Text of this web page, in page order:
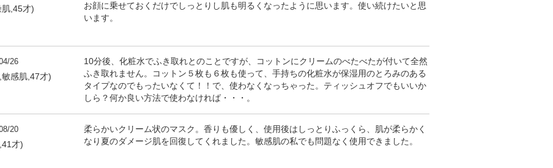
,45才)
お顔に乗せておくだけでしっとりし肌も明るくなったように思います。使い続けたいと思
います。
26
感肌,47才)
10分後、化粧水でふき取れとのことですが、コットンにクリームのべたべたが付いて全然
ふき取れません。コットン５枚も６枚も使って、手持ちの化粧水が保湿用のとろみのある
タイプなのでもったいなくて！！で、使わなくなっちゃった。ティッシュオフでもいいか
しら？何か良い方法で使わなければ・・・。
20
才)
柔らかいクリーム状のマスク。香りも優しく、使用後はしっとりふっくら、肌が柔らかく
なり夏のダメージ肌を回復してくれました。敏感肌の私でも問題なく使用できました。